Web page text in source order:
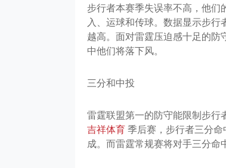
步行者本赛季失误率不高，他
入、运球和传球。数据显示步
越高。面对雷霆压迫感十足的
中他们将落下风。
三分和中投
雷霆联盟第一的防守能限制步行
吉祥体育季后赛，步行者三分
成。而雷霆常规赛将对手三分命